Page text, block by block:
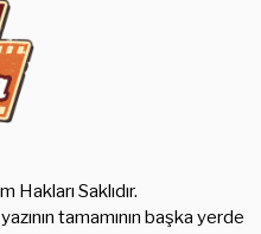
Saklıdır.
tamamının başka yerde